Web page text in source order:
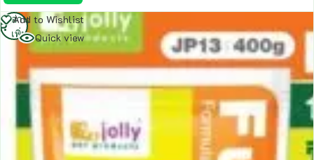
Add to Wishlist
Quick view
อ่าน
เพิ่ม